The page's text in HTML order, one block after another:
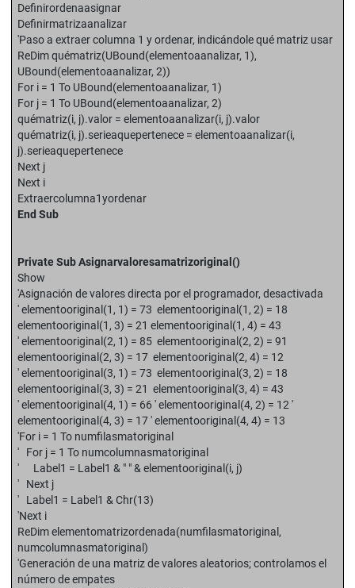
Definirordenaasignar
Definirmatrizaanalizar
'Paso a extraer columna 1 y ordenar, indicándole qué matriz usar
ReDim quématriz(UBound(elementoaanalizar, 1),
UBound(elementoaanalizar, 2))
For i = 1 To UBound(elementoaanalizar, 1)
For j = 1 To UBound(elementoaanalizar, 2)
quématriz(i, j).valor = elementoaanalizar(i, j).valor
quématriz(i, j).serieaquepertenece = elementoaanalizar(i,
j).serieaquepertenece
Next j
Next i
Extraercolumna1yordenar
End Sub
Private Sub Asignarvaloresamatrizoriginal()
Show
'Asignación de valores directa por el programador, desactivada
' elementooriginal(1, 1) = 73 elementooriginal(1, 2) = 18
elementooriginal(1, 3) = 21 elementooriginal(1, 4) = 43
' elementooriginal(2, 1) = 85 elementooriginal(2, 2) = 91
elementooriginal(2, 3) = 17 elementooriginal(2, 4) = 12
' elementooriginal(3, 1) = 73 elementooriginal(3, 2) = 18
elementooriginal(3, 3) = 21 elementooriginal(3, 4) = 43
' elementooriginal(4, 1) = 66 ' elementooriginal(4, 2) = 12 '
elementooriginal(4, 3) = 17 ' elementooriginal(4, 4) = 13
'For i = 1 To numfilasmatoriginal
' For j = 1 To numcolumnasmatoriginal
' Label1 = Label1 & " " & elementooriginal(i, j)
' Next j
' Label1 = Label1 & Chr(13)
'Next i
ReDim elementomatrizordenada(numfilasmatoriginal,
numcolumnasmatoriginal)
'Generación de una matriz de valores aleatorios; controlamos el
número de empates